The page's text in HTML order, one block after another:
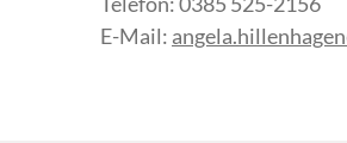
E-Mail: